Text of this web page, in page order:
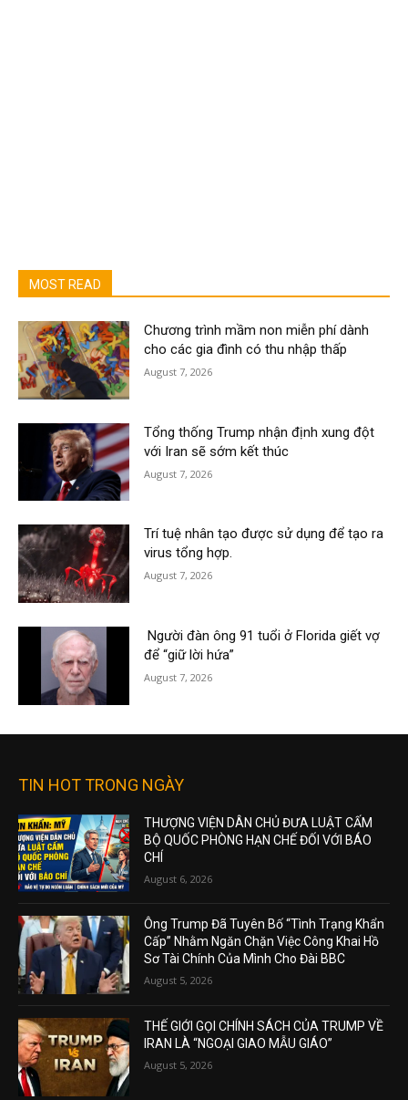
MOST READ
Chương trình mầm non miễn phí dành
cho các gia đình có thu nhập thấp
August 7, 2026
Tổng thống Trump nhận định xung đột
với Iran sẽ sớm kết thúc
August 7, 2026
Trí tuệ nhân tạo được sử dụng để tạo ra
virus tổng hợp.
August 7, 2026
Người đàn ông 91 tuổi ở Florida giết vợ
để “giữ lời hứa”
August 7, 2026
TIN HOT TRONG NGÀY
THƯỢNG VIỆN DÂN CHỦ ĐƯA LUẬT CẤM
BỘ QUỐC PHÒNG HẠN CHẾ ĐỐI VỚI BÁO
CHÍ
August 6, 2026
Ông Trump Đã Tuyên Bố “Tình Trạng Khẩn
Cấp” Nhằm Ngăn Chặn Việc Công Khai Hồ
Sơ Tài Chính Của Mình Cho Đài BBC
August 5, 2026
THẾ GIỚI GỌI CHÍNH SÁCH CỦA TRUMP VỀ
IRAN LÀ “NGOẠI GIAO MẪU GIÁO”
August 5, 2026